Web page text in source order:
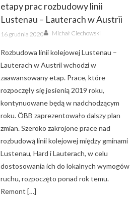
etapy prac rozbudowy linii
Lustenau – Lauterach w Austrii
Posted
on
16 grudnia 2020 Author
Michał Ciechowski
Rozbudowa linii kolejowej Lustenau –
Lauterach w Austrii wchodzi w
zaawansowany etap. Prace, które
rozpoczęły się jesienią 2019 roku,
kontynuowane będą w nadchodzącym
roku. ÖBB zaprezentowało dalszy plan
zmian. Szeroko zakrojone prace nad
rozbudową linii kolejowej między gminami
Lustenau, Hard i Lauterach, w celu
dostosowania ich do lokalnych wymogów
ruchu, rozpoczęto ponad rok temu.
Remont […]